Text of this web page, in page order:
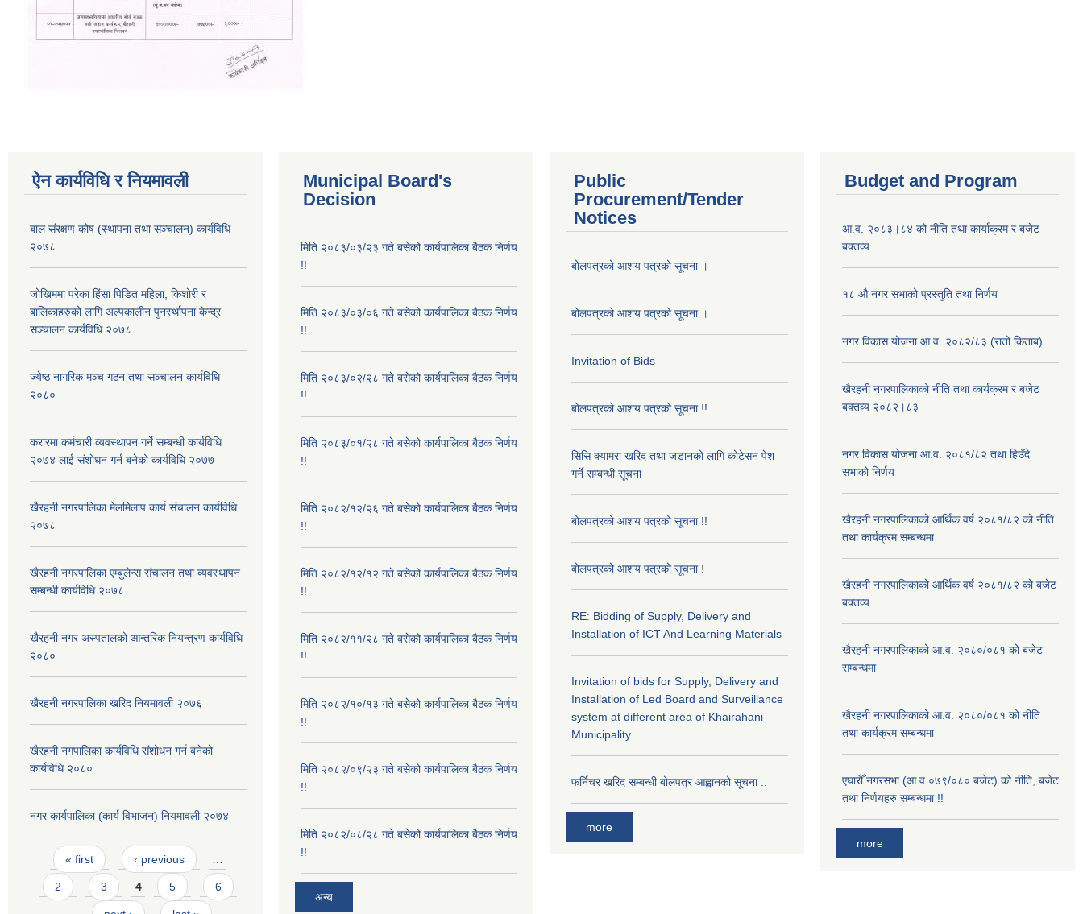
ऐन कार्यविधि र नियमावली
बाल संरक्षण कोष (स्थापना तथा सञ्चालन) कार्यविधि
२०७८
जोखिममा परेका हिंसा पिडित महिला, किशोरी र
बालिकाहरुको लागि अल्पकालीन पुनर्स्थापना केन्द्र
सञ्चालन कार्यविधि २०७८
ज्येष्ठ नागरिक मञ्च गठन तथा सञ्चालन कार्यविधि
२०८०
करारमा कर्मचारी व्यवस्थापन गर्ने सम्बन्धी कार्यविधि
२०७४ लाई संशोधन गर्न बनेको कार्यविधि २०७७
खैरहनी नगरपालिका मेलमिलाप कार्य संचालन कार्यविधि
२०७८
खैरहनी नगरपालिका एम्बुलेन्स संचालन तथा व्यवस्थापन
सम्बन्धी कार्यविधि २०७८
खैरहनी नगर अस्पतालको आन्तरिक नियन्त्रण कार्यविधि
२०८०
खैरहनी नगरपालिका खरिद नियमावली २०७६
खैरहनी नगपालिका कार्यविधि संशोधन गर्न बनेको
कार्यविधि २०८०
नगर कार्यपालिका (कार्य विभाजन) नियमावली २०७४
Pages
« first ‹ previous …
2 3 4 5 6
Municipal Board's
Decision
मिति २०८३/०३/२३ गते बसेको कार्यपालिका बैठक निर्णय
!!
मिति २०८३/०३/०६ गते बसेको कार्यपालिका बैठक निर्णय
!!
मिति २०८३/०२/२८ गते बसेको कार्यपालिका बैठक निर्णय
!!
मिति २०८३/०१/२८ गते बसेको कार्यपालिका बैठक निर्णय
!!
मिति २०८२/१२/२६ गते बसेको कार्यपालिका बैठक निर्णय
!!
मिति २०८२/१२/१२ गते बसेको कार्यपालिका बैठक निर्णय
!!
मिति २०८२/११/२८ गते बसेको कार्यपालिका बैठक निर्णय
!!
मिति २०८२/१०/१३ गते बसेको कार्यपालिका बैठक निर्णय
!!
मिति २०८२/०९/२३ गते बसेको कार्यपालिका बैठक निर्णय
!!
मिति २०८२/०८/२८ गते बसेको कार्यपालिका बैठक निर्णय
!!
अन्य
Public
Procurement/Tender
Notices
बोलपत्रको आशय पत्रको सूचना ।
बोलपत्रको आशय पत्रको सूचना ।
Invitation of Bids
बोलपत्रको आशय पत्रको सूचना !!
सिसि क्यामरा खरिद तथा जडानको लागि कोटेसन पेश
गर्ने सम्बन्धी सूचना
बोलपत्रको आशय पत्रको सूचना !!
बोलपत्रको आशय पत्रको सूचना !
RE: Bidding of Supply, Delivery and
Installation of ICT And Learning Materials
Invitation of bids for Supply, Delivery and
Installation of Led Board and Surveillance
system at different area of Khairahani
Municipality
फर्निचर खरिद सम्बन्धी बोलपत्र आह्वानको सूचना ..
more
Budget and Program
आ.व. २०८३।८४ को नीति तथा कार्याक्रम र बजेट
बक्तव्य
१८ औ नगर सभाको प्रस्तुति तथा निर्णय
नगर विकास योजना आ.व. २०८२/८३ (रातो किताब)
खैरहनी नगरपालिकाको नीति तथा कार्यक्रम र बजेट
बक्तव्य २०८२।८३
नगर विकास योजना आ.व. २०८१/८२ तथा हिउँदे
सभाको निर्णय
खैरहनी नगरपालिकाको आर्थिक वर्ष २०८१/८२ को नीति
तथा कार्यक्रम सम्बन्धमा
खैरहनी नगरपालिकाको आर्थिक वर्ष २०८१/८२ को बजेट
बक्तव्य
खैरहनी नगरपालिकाको आ.व. २०८०/०८१ को बजेट
सम्बन्धमा
खैरहनी नगरपालिकाको आ.व. २०८०/०८१ को नीति
तथा कार्यक्रम सम्बन्धमा
एघारौँ नगरसभा (आ.व.०७९/०८० बजेट) को नीति, बजेट
तथा निर्णयहरु सम्बन्धमा !!
more